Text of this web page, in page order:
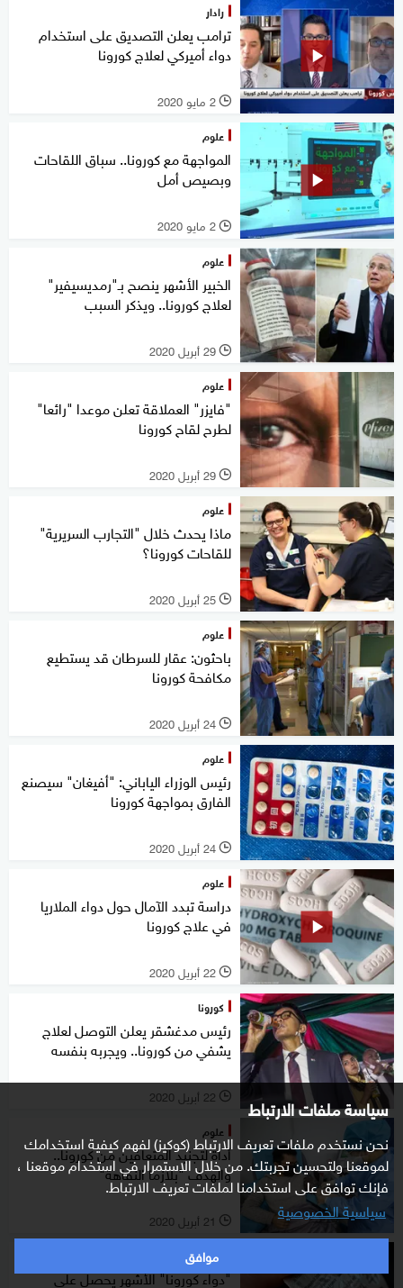
سياسة ملفات الارتباط
نحن نستخدم ملفات تعريف الارتباط (كوكيز) لفهم كيفية استخدامك
لموقعنا ولتحسين تجربتك. من خلال الاستمرار في استخدام موقعنا ،
فإنك توافق على استخدامنا لملفات تعريف الارتباط.
سياسية الخصوصية
موافق
رادار
ترامب يعلن التصديق على استخدام
دواء أميركي لعلاج كورونا
l 2 مايو 2020
علوم
المواجهة مع كورونا.. سباق اللقاحات
وبصيص أمل
l 2 مايو 2020
علوم
الخبير الأشهر ينصح بـ"رمديسيفير"
لعلاج كورونا.. ويذكر السبب
l 29 أبريل 2020
علوم
"فايزر" العملاقة تعلن موعدا "رائعا"
لطرح لقاح كورونا
l 29 أبريل 2020
علوم
ماذا يحدث خلال "التجارب السريرية"
للقاحات كورونا؟
l 25 أبريل 2020
علوم
باحثون: عقار للسرطان قد يستطيع
مكافحة كورونا
l 24 أبريل 2020
علوم
رئيس الوزراء الياباني: "أفيغان" سيصنع
الفارق بمواجهة كورونا
l 24 أبريل 2020
علوم
دراسة تبدد الآمال حول دواء الملاريا
في علاج كورونا
l 22 أبريل 2020
كورونا
رئيس مدغشقر يعلن التوصل لعلاج
يشفي من كورونا.. ويجربه بنفسه
l 22 أبريل 2020
علوم
أداة لتجنيد المتعافين من كورونا..
والهدف "بلازما النقاهة"
l 21 أبريل 2020
علوم
"دواء كورونا" الأشهر يحصل على